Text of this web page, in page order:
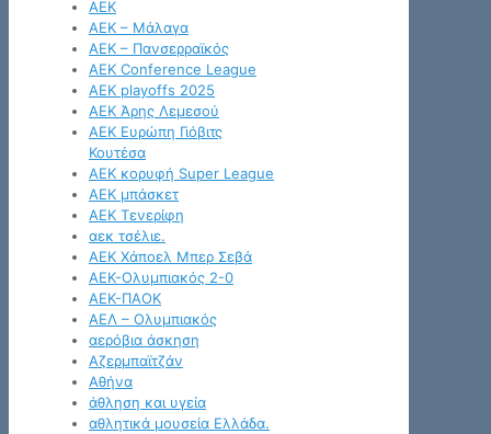
ΑΕΚ
ΑΕΚ – Μάλαγα
ΑΕΚ – Πανσερραϊκός
ΑΕΚ Conference League
ΑΕΚ playoffs 2025
ΑΕΚ Άρης Λεμεσού
ΑΕΚ Ευρώπη Γιόβιτς
Κουτέσα
ΑΕΚ κορυφή Super League
ΑΕΚ μπάσκετ
ΑΕΚ Τενερίφη
αεκ τσέλιε.
ΑΕΚ Χάποελ Μπερ Σεβά
ΑΕΚ-Ολυμπιακός 2-0
ΑΕΚ-ΠΑΟΚ
ΑΕΛ – Ολυμπιακός
αερόβια άσκηση
Αζερμπαϊτζάν
Αθήνα
άθληση και υγεία
αθλητικά μουσεία Ελλάδα.